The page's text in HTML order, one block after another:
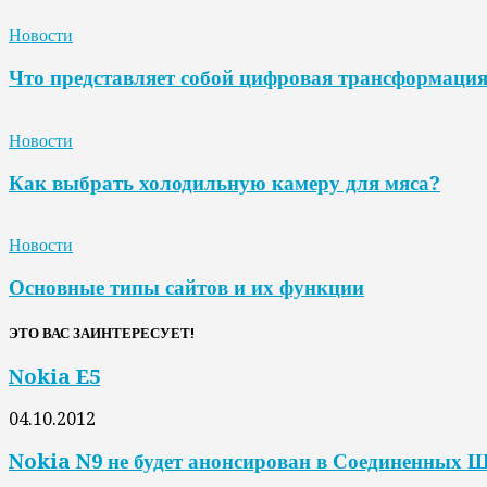
Новости
Что представляет собой цифровая
Новости
Как выбрать холодильную камеру для мяса?
Новости
Основные типы сайтов и их функции
ЭТО ВАС ЗАИНТЕРЕСУЕТ!
Nokia E5
04.10.2012
Nokia N9 не будет анонсирован в Соединенных